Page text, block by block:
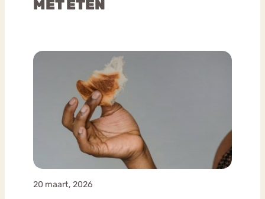
MET ETEN
20 maart, 2026